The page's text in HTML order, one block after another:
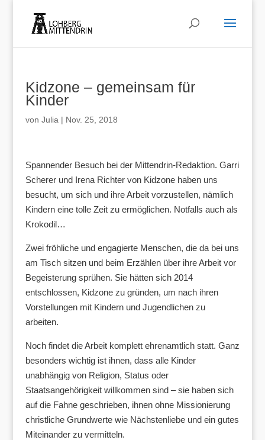
Kidzone – gemeinsam für
Kinder
von Julia | Nov. 25, 2018
Spannender Besuch bei der Mittendrin-Redaktion. Garri
Scherer und Irena Richter von Kidzone haben uns
besucht, um sich und ihre Arbeit vorzustellen, nämlich
Kindern eine tolle Zeit zu ermöglichen. Notfalls auch als
Krokodil…
Zwei fröhliche und engagierte Menschen, die da bei uns
am Tisch sitzen und beim Erzählen über ihre Arbeit vor
Begeisterung sprühen. Sie hätten sich 2014
entschlossen, Kidzone zu gründen, um nach ihren
Vorstellungen mit Kindern und Jugendlichen zu
arbeiten.
Noch findet die Arbeit komplett ehrenamtlich statt. Ganz
besonders wichtig ist ihnen, dass alle Kinder
unabhängig von Religion, Status oder
Staatsangehörigkeit willkommen sind – sie haben sich
auf die Fahne geschrieben, ihnen ohne Missionierung
christliche Grundwerte wie Nächstenliebe und ein gutes
Miteinander zu vermitteln.